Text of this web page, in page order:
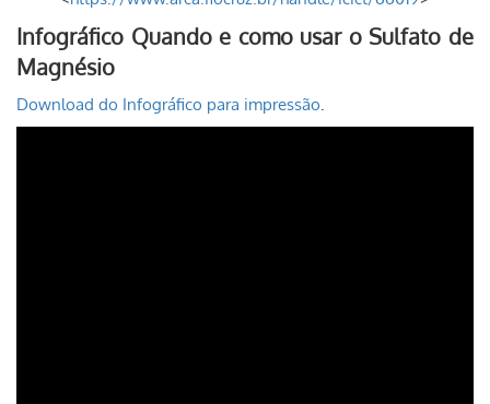
Infográfico Quando e como usar o Sulfato de
Magnésio
Download do Infográfico para impressão.